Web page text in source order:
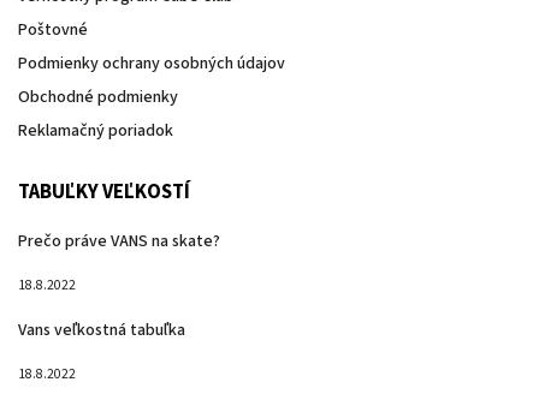
Poštovné
Podmienky ochrany osobných údajov
Obchodné podmienky
Reklamačný poriadok
TABUĽKY VEĽKOSTÍ
Prečo práve VANS na skate?
18.8.2022
Vans veľkostná tabuľka
18.8.2022